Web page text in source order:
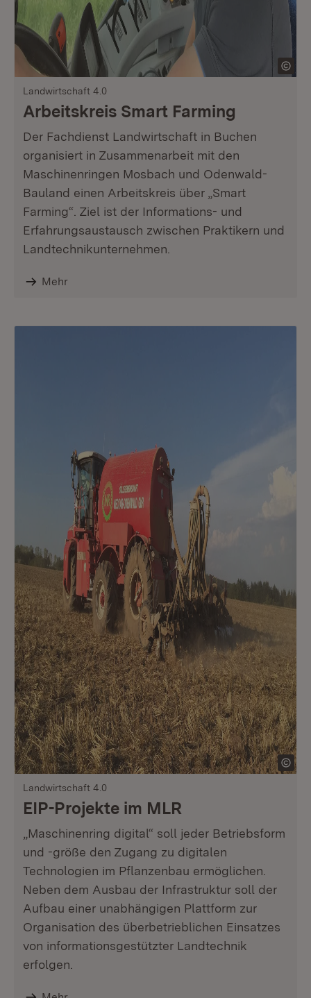
Landwirtschaft 4.0
Arbeitskreis Smart Farming
Der Fachdienst Landwirtschaft in Buchen
organisiert in Zusammenarbeit mit den
Maschinenringen Mosbach und Odenwald-
Bauland einen Arbeitskreis über „Smart
Farming“. Ziel ist der Informations- und
Erfahrungsaustausch zwischen Praktikern und
Landtechnikunternehmen.
Mehr
Landwirtschaft 4.0
EIP-Projekte im MLR
„Maschinenring digital“ soll jeder Betriebsform
und -größe den Zugang zu digitalen
Technologien im Pflanzenbau ermöglichen.
Neben dem Ausbau der Infrastruktur soll der
Aufbau einer unabhängigen Plattform zur
Organisation des überbetrieblichen Einsatzes
von informationsgestützter Landtechnik
erfolgen.